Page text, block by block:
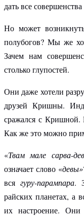
дать все
Но может
полубогов? Мы же
Зачем нам
столько глупостей.
Они даже хотели
друзей Кришны.
сражался с Кришной.
Как же это можно
«Твам мале сарва-
означает слово «девы»
всягуру-парампара.
райских планетах, а
их настроение.